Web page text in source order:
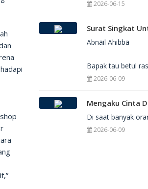
2026-06-15
Abnāil Ahibbā
2026-06-09
2026-06-09